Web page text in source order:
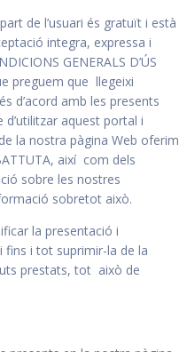
de l’usuari és gratuït i està
integra, expressa i
GENERALS D’ÚS
preguem que llegeixi
d’acord amb les presents
d’utilitzar aquest portal i
la nostra pàgina Web oferim
així com dels
sobre les nostres
sobretot això.
la presentació i
i tot suprimir-la de la
prestats, tot això de